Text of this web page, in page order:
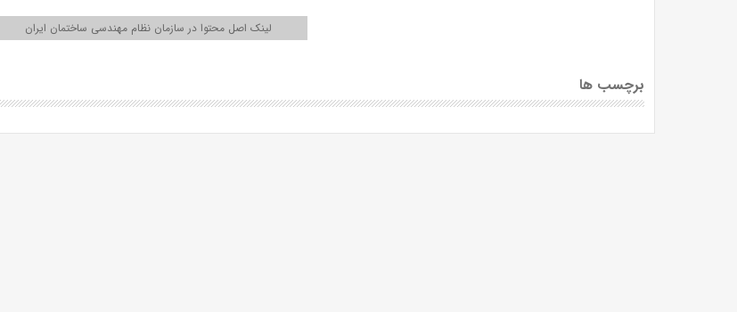
لینک اصل محتوا در سازمان نظام مهندسی ساختمان ایران
برچسب ها